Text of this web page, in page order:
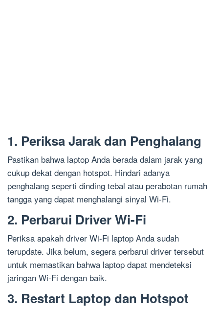
1. Periksa Jarak dan Penghalang
Pastikan bahwa laptop Anda berada dalam jarak yang
cukup dekat dengan hotspot. Hindari adanya
penghalang seperti dinding tebal atau perabotan rumah
tangga yang dapat menghalangi sinyal Wi-Fi.
2. Perbarui Driver Wi-Fi
Periksa apakah driver Wi-Fi laptop Anda sudah
terupdate. Jika belum, segera perbarui driver tersebut
untuk memastikan bahwa laptop dapat mendeteksi
jaringan Wi-Fi dengan baik.
3. Restart Laptop dan Hotspot